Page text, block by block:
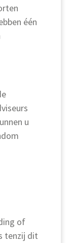
één
u
of
tenzij dit